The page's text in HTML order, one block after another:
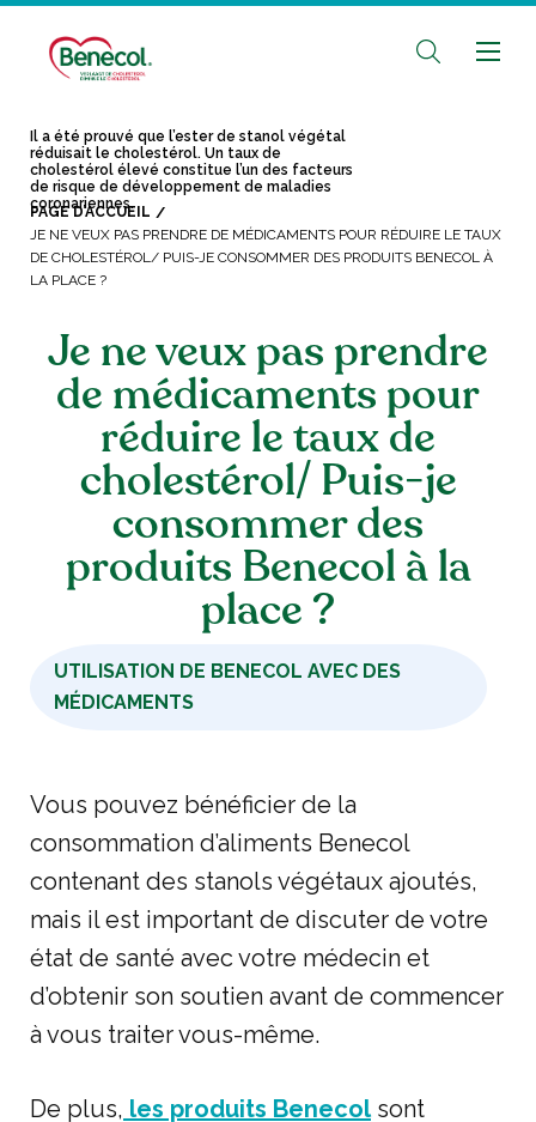
Il a été prouvé que l’ester de stanol végétal
réduisait le cholestérol. Un taux de
cholestérol élevé constitue l’un des facteurs
de risque de développement de maladies
coronariennes.
PAGE D’ACCUEIL
JE NE VEUX PAS PRENDRE DE MÉDICAMENTS POUR RÉDUIRE LE TAUX
DE CHOLESTÉROL/ PUIS-JE CONSOMMER DES PRODUITS BENECOL À
LA PLACE ?
Je ne veux pas prendre
de médicaments pour
réduire le taux de
cholestérol/ Puis-je
consommer des
produits Benecol à la
place ?
UTILISATION DE BENECOL AVEC DES
MÉDICAMENTS
Vous pouvez bénéficier de la
consommation d’aliments Benecol
contenant des stanols végétaux ajoutés,
mais il est important de discuter de votre
état de santé avec votre médecin et
d’obtenir son soutien avant de commencer
à vous traiter vous-même.
De plus, les produits Benecolsont